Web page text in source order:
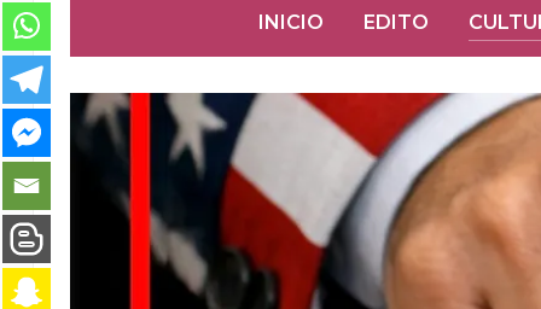
INICIO EDITO